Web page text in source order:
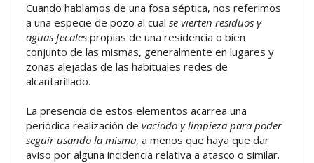
Cuando hablamos de una fosa séptica, nos referimos
a una especie de pozo al cual se vierten residuos y
aguas fecalespropias de una residencia o bien
conjunto de las mismas, generalmente en lugares y
zonas alejadas de las habituales redes de
alcantarillado.
La presencia de estos elementos acarrea una
periódica realización de vaciado y limpieza para poder
seguir usando la misma, a menos que haya que dar
aviso por alguna incidencia relativa a atasco o similar.